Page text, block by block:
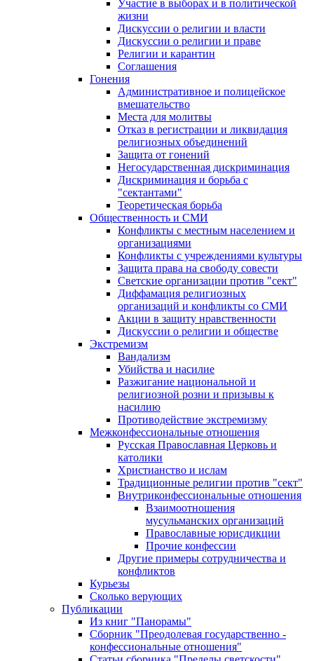
Участие в выборах и в политической
жизни
Дискуссии о религии и власти
Дискуссии о религии и праве
Религии и карантин
Соглашения
Гонения
Административное и полицейское
вмешательство
Места для молитвы
Отказ в регистрации и ликвидация
религиозных объединений
Защита от гонений
Негосударственная дискриминация
Дискриминация и борьба с
"сектантами"
Теоретическая борьба
Общественность и СМИ
Конфликты с местным населением и
организациями
Конфликты с учреждениями культуры
Защита права на свободу совести
Светские организации против "сект"
Диффамация религиозных
организаций и конфликты со СМИ
Акции в защиту нравственности
Дискуссии о религии и обществе
Экстремизм
Вандализм
Убийства и насилие
Разжигание национальной и
религиозной розни и призывы к
насилию
Противодействие экстремизму
Межконфессиональные отношения
Русская Православная Церковь и
католики
Христианство и ислам
Традиционные религии против "сект"
Внутриконфессиональные отношения
Взаимоотношения
мусульманских организаций
Православные юрисдикции
Прочие конфессии
Другие примеры сотрудничества и
конфликтов
Курьезы
Сколько верующих
Публикации
Из книг "Панорамы"
Сборник "Преодолевая государственно -
конфессиональные отношения"